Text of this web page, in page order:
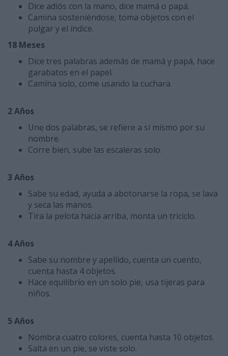
Dice adiós con la mano, dice mamá o papá.
Camina sosteniéndose, toma objetos con el
pulgar y el índice.
18 Meses
Dice tres palabras además de mamá y papá, hace
garabatos en el papel.
Camina solo, come usando la cuchara.
2 Años
Une dos palabras, se refiere a sí mismo por su
nombre.
Corre bien, sube las escaleras solo.
3 Años
Sabe su edad, ayuda a abotonarse la ropa, se lava
y seca las manos.
Tira la pelota hacia arriba, monta un triciclo.
4 Años
Sabe su nombre y apellido, cuenta un cuento,
cuenta hasta 4 objetos.
Hace equilibrio en un solo pie, usa tijeras para
niños.
5 Años
Nombra cuatro colores, cuenta hasta 10 objetos.
Salta en un pie, se viste solo.